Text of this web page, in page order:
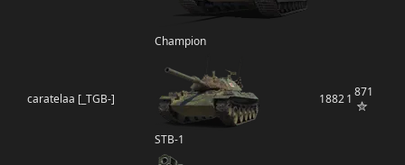
Champion
caratelaa [_TGB-]
STB-1
18821 871